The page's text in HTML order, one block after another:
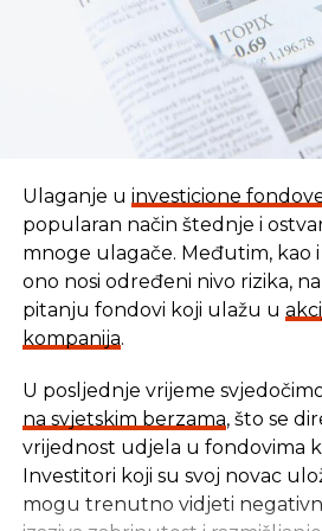
U vremenu kada tradicionalni
sve skromnije prinose, ovaj
moderna alternativa svima koji
radi za njih, i da pritom podrže
privrede.
Ulaganje u investicione
popularan način štednje i
mnoge ulagače. Međutim, kao
ono nosi određeni nivo rizika,
pitanju fondovi koji ulažu u
kompanija.
U posljednje vrijeme
na svjetskim berzama, što se
vrijednost udjela u fondovima
Investitori koji su svoj novac
mogu trenutno vidjeti